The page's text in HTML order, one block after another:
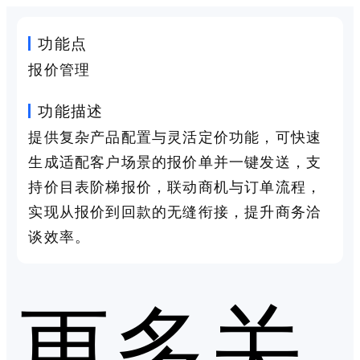
功能点
报价管理
功能描述
提供复杂产品配置与灵活定价功能，可快速
生成适配客户场景的报价单并一键发送，支
持价目表阶梯报价，联动商机与订单流程，
实现从报价到回款的无缝衔接，提升商务洽
谈效率。